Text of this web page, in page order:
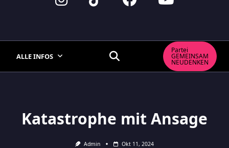
ALLE INFOS
Partei
GEMEINSAM
NEUDENKEN
Katastrophe mit Ansage
Admin Okt 11, 2024